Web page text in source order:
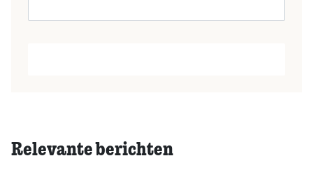
Relevante berichten